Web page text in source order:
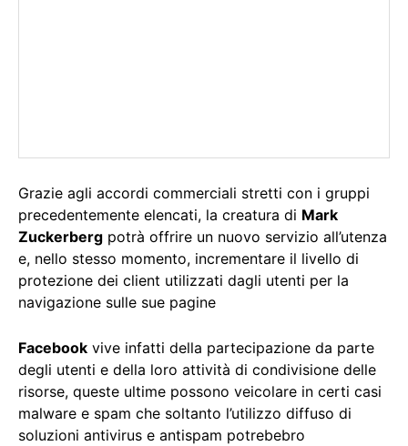
Grazie agli accordi commerciali stretti con i gruppi
precedentemente elencati, la creatura di Mark
Zuckerberg potrà offrire un nuovo servizio all’utenza
e, nello stesso momento, incrementare il livello di
protezione dei client utilizzati dagli utenti per la
navigazione sulle sue pagine
Facebook vive infatti della partecipazione da parte
degli utenti e della loro attività di condivisione delle
risorse, queste ultime possono veicolare in certi casi
malware e spam che soltanto l’utilizzo diffuso di
soluzioni antivirus e antispam potrebebro